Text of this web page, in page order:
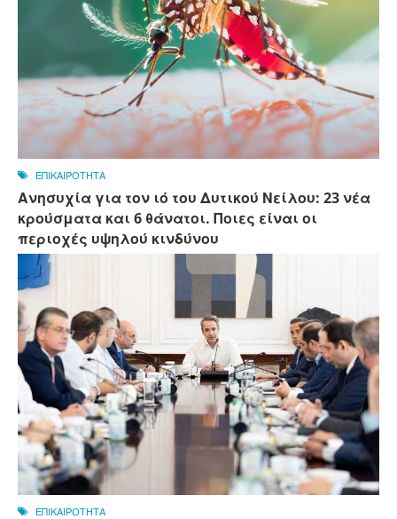
ΕΠΙΚΑΙΡΟΤΗΤΑ
Ανησυχία για τον ιό του Δυτικού Νείλου: 23 νέα
κρούσματα και 6 θάνατοι. Ποιες είναι οι
περιοχές υψηλού κινδύνου
ΕΠΙΚΑΙΡΟΤΗΤΑ